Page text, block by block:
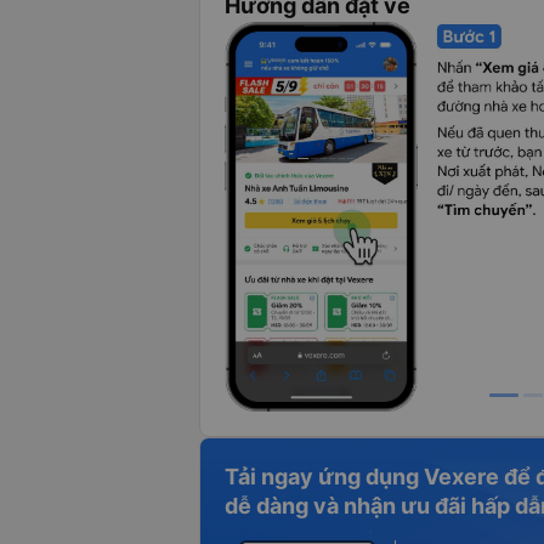
Tải ngay ứng dụng Vexere để
dễ dàng và nhận ưu đãi hấp